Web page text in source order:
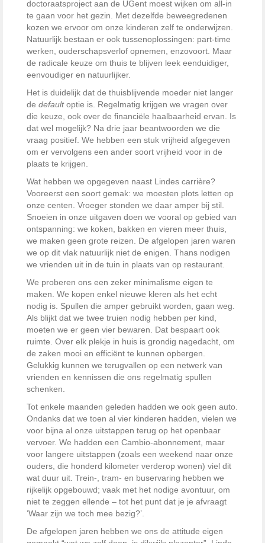
doctoraatsproject aan de UGent moest wijken om all-in
te gaan voor het gezin. Met dezelfde beweegredenen
kozen we ervoor om onze kinderen zelf te onderwijzen.
Natuurlijk bestaan er ook tussenoplossingen: part-time
werken, ouderschapsverlof opnemen, enzovoort. Maar
de radicale keuze om thuis te blijven leek eenduidiger,
eenvoudiger en natuurlijker.
Het is duidelijk dat de thuisblijvende moeder niet langer
de defaultoptie is. Regelmatig krijgen we vragen over
die keuze, ook over de financiële haalbaarheid ervan. Is
dat wel mogelijk? Na drie jaar beantwoorden we die
vraag positief. We hebben een stuk vrijheid afgegeven
om er vervolgens een ander soort vrijheid voor in de
plaats te krijgen.
Wat hebben we opgegeven naast Lindes carrière?
Vooreerst een soort gemak: we moesten plots letten op
onze centen. Vroeger stonden we daar amper bij stil.
Snoeien in onze uitgaven doen we vooral op gebied van
ontspanning: we koken, bakken en vieren meer thuis,
we maken geen grote reizen. De afgelopen jaren waren
we op dit vlak natuurlijk niet de enigen. Thans nodigen
we vrienden uit in de tuin in plaats van op restaurant.
We proberen ons een zeker minimalisme eigen te
maken. We kopen enkel nieuwe kleren als het echt
nodig is. Spullen die amper gebruikt worden, gaan weg.
Als blijkt dat we twee truien nodig hebben per kind,
moeten we er geen vier bewaren. Dat bespaart ook
ruimte. Over elk plekje in huis is grondig nagedacht, om
de zaken mooi en efficiënt te kunnen opbergen.
Gelukkig kunnen we terugvallen op een netwerk van
vrienden en kennissen die ons regelmatig spullen
schenken.
Tot enkele maanden geleden hadden we ook geen auto.
Ondanks dat we toen al vier kinderen hadden, vielen we
voor bijna al onze uitstappen terug op het openbaar
vervoer. We hadden een Cambio-abonnement, maar
voor langere uitstappen (zoals een weekend naar onze
ouders, die honderd kilometer verderop wonen) viel dit
wat duur uit. Trein-, tram- en buservaring hebben we
rijkelijk opgebouwd; vaak met het nodige avontuur, om
niet te zeggen ellende – tot het punt dat je je afvraagt
‘Waar zijn we toch mee bezig?’.
De afgelopen jaren hebben we ons de attitude eigen